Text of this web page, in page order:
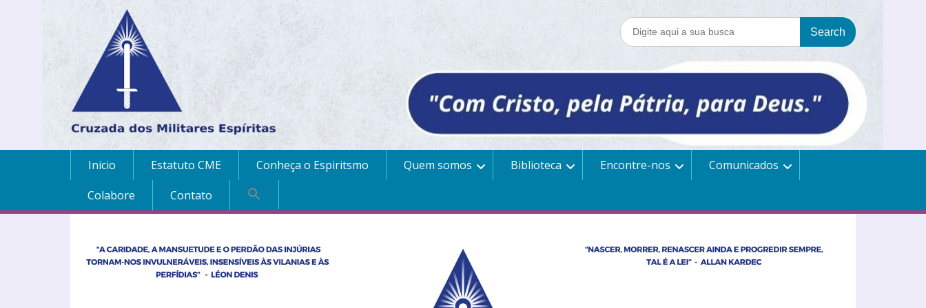
Início Estatuto CME Conheça o Espiritsmo Quem somos Biblioteca Encontre-nos
Comunicados
Colabore
Contato